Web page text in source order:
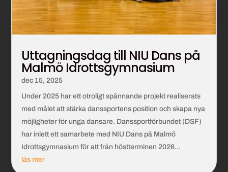
Uttagningsdag till NIU Dans på
Malmö Idrottsgymnasium
dec 15, 2025
Under 2025 har ett otroligt spännande projekt realiserats
med målet att stärka danssportens position och skapa nya
möjligheter för unga dansare. Danssportförbundet (DSF)
har inlett ett samarbete med NIU Dans på Malmö
Idrottsgymnasium för att från höstterminen 2026...
läs mer